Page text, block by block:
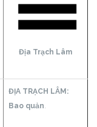
Địa Trạch Lâm
ĐỊA TRẠCH LÂM:
Bao quản.